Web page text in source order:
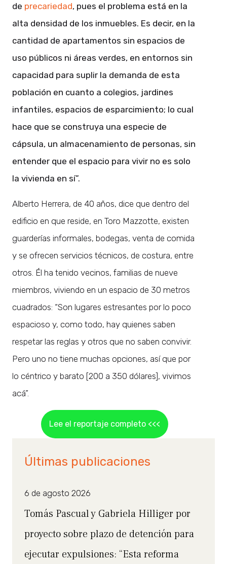
de precariedad, pues el problema está en la
alta densidad de los inmuebles. Es decir, en la
cantidad de apartamentos sin espacios de
uso públicos ni áreas verdes, en entornos sin
capacidad para suplir la demanda de esta
población en cuanto a colegios, jardines
infantiles, espacios de esparcimiento; lo cual
hace que se construya una especie de
cápsula, un almacenamiento de personas, sin
entender que el espacio para vivir no es solo
la vivienda en sí”.
Alberto Herrera, de 40 años, dice que dentro del
edificio en que reside, en Toro Mazzotte, existen
guarderías informales, bodegas, venta de comida
y se ofrecen servicios técnicos, de costura, entre
otros. Él ha tenido vecinos, familias de nueve
miembros, viviendo en un espacio de 30 metros
cuadrados: “Son lugares estresantes por lo poco
espacioso y, como todo, hay quienes saben
respetar las reglas y otros que no saben convivir.
Pero uno no tiene muchas opciones, así que por
lo céntrico y barato [200 a 350 dólares], vivimos
acá”.
Lee el reportaje completo <<<
Últimas publicaciones
6 de agosto 2026
Tomás Pascual y Gabriela Hilliger por
proyecto sobre plazo de detención para
ejecutar expulsiones: “Esta reforma